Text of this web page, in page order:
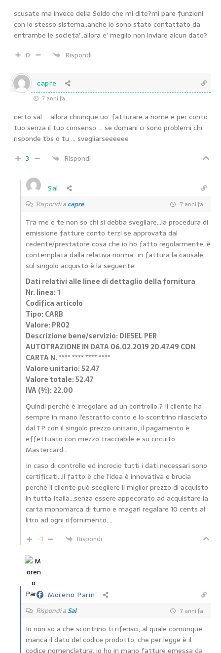
scusate ma invece della Soldo che mi dite?mi pare funzioni
con lo stesso sistema..anche io sono stato contattato da
entrambe le societa’..allora e’ meglio non inviare alcun dato?
0
Rispondi
capre
7 anni fa
certo sal … allora chiunque uo’ fatturare a nome e per conto
tuo senza il tuo consenso … se domani ci sono problemi chi
risponde tbs o tu … svegliarseeeeee
3
Rispondi
Sal
Rispondi acapre 7 anni fa
Tra me e te non so chi si debba svegliare…la procedura di
emissione fatture conto terzi se approvata dal
cedente/prestatore cosa che io ho fatto regolarmente, è
contemplata dalla relativa norma…in fattura la causale
sul singolo acquisto è la seguente:
Dati relativi alle linee di dettaglio della fornitura
Nr. linea: 1
Codifica articolo
Tipo: CARB
Valore: PR02
Descrizione bene/servizio: DIESEL PER
AUTOTRAZIONE IN DATA 06.02.2019 20.47.49 CON
CARTA N. **** **** **** ****
Valore unitario: 52.47
Valore totale: 52.47
IVA (%): 22.00
Quindi perchè è irregolare ad un controllo ? Il cliente ha
sempre in mano l’estratto conto e lo scontrino rilasciato
dal TP con il singolo prezzo unitario, il pagamento è
effettuato con mezzo tracciabile e su circuito
Mastercard…
In caso di controllo ed incrocio tutti i dati necessari sono
certificati…il fatto è che l’idea è innovativa e brucia
perchè il cliente può scegliere il miglior prezzo di acquisto
in tutta Italia…senza essere appecorato ad acquistare la
carta monomarca di turno e magari regalare 10 cents al
litro ad ogni rifornimento….
-1
Rispondi
Moreno Parin
Rispondi aSal 7 anni fa
Io non so a che scontrino ti riferisci, al quale comunque
manca il dato del codice prodotto, che per legge è il
codice nomenclatura, io ho in mano fatture emessa da